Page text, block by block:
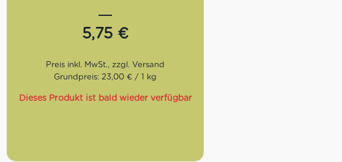
eine herrlich dichte Crema sowie ein
kräftiger, vollmundiger Geschmack mit
geringem Säuregehalt.
Röstung:Dunkel
Geschmack: Kräftig, vollmundig,
Bohnen:70% Robusta, 30%
5,75 €
Grundpreis: 23,00 € / 1 kg
Dieses Produkt ist bald wieder verfügbar